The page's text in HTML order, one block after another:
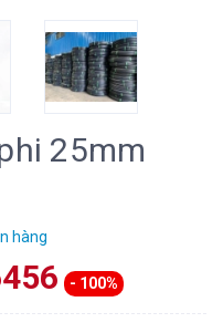
25mm
hàng
- 100%